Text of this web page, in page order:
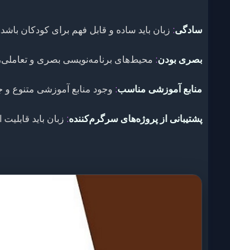
سادگی: زبان باید ساده و قابل فهم برای کودکان
بصری بودن: محیط‌های برنامه‌نویسی بصری و
منابع آموزشی مناسب: وجود منابع آموزشی متنوع و
پشتیبانی از پروژه‌های سرگرم‌کننده: زبان باید